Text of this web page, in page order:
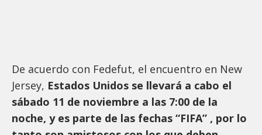
De acuerdo con Fedefut, el encuentro en New
Jersey, Estados Unidos se llevará a cabo el
sábado 11 de noviembre a las 7:00 de la
noche, y es parte de las fechas “FIFA” , por lo